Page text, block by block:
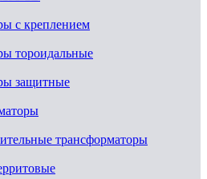
с креплением
тороидальные
защитные
трансформаторы